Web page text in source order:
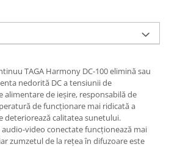
TAGA Harmony DC-100 elimină sau
nedorită DC a tensiunii de
alimentare de ieșire, responsabilă de
de funcționare mai ridicată a
deteriorează calitatea sunetului.
video conectate funcționează mai
zumzetul de la rețea în difuzoare este